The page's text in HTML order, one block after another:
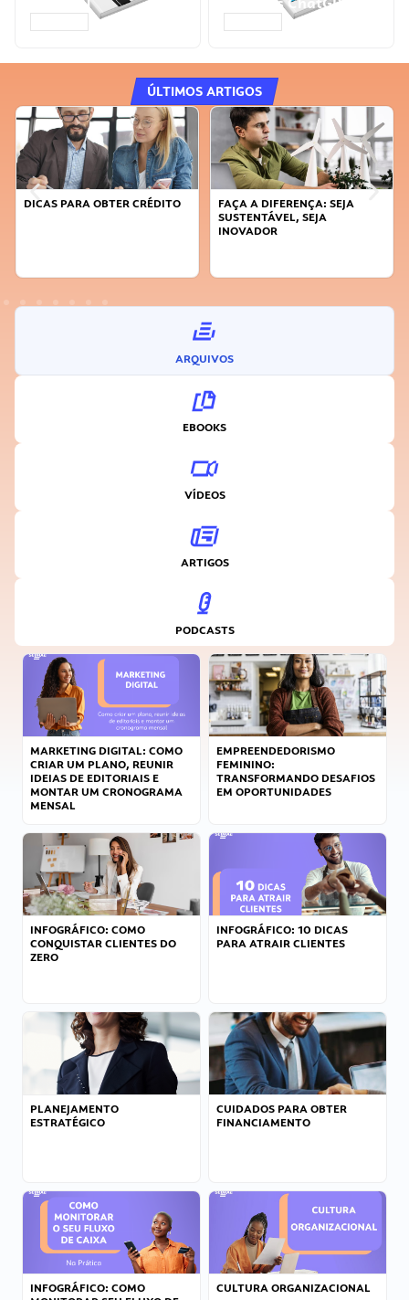
ÚLTIMOS ARTIGOS
DICAS PARA OBTER CRÉDITO
FAÇA A DIFERENÇA: SEJA
SUSTENTÁVEL, SEJA
INOVADOR
ARQUIVOS
EBOOKS
VÍDEOS
ARTIGOS
PODCASTS
MARKETING DIGITAL: COMO
CRIAR UM PLANO, REUNIR
IDEIAS DE EDITORIAIS E
MONTAR UM CRONOGRAMA
MENSAL
EMPREENDEDORISMO
FEMININO:
TRANSFORMANDO DESAFIOS
EM OPORTUNIDADES
INFOGRÁFICO: COMO
CONQUISTAR CLIENTES DO
ZERO
INFOGRÁFICO: 10 DICAS
PARA ATRAIR CLIENTES
PLANEJAMENTO
ESTRATÉGICO
CUIDADOS PARA OBTER
FINANCIAMENTO
INFOGRÁFICO: COMO
CULTURA ORGANIZACIONAL